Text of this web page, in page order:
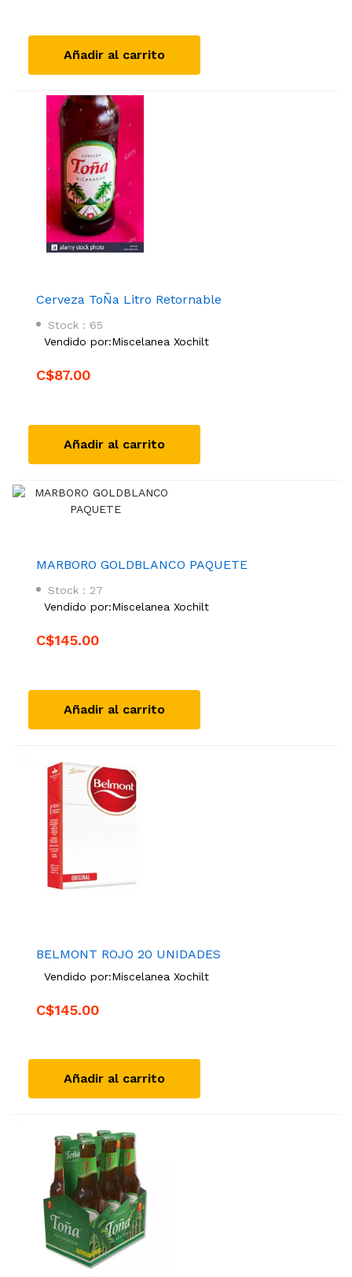
Añadir al carrito
Cerveza ToÑa Litro Retornable
Stock : 65
Vendido por:Miscelanea Xochilt
C$87.00
Añadir al carrito
MARBORO GOLDBLANCO PAQUETE
Stock : 27
Vendido por:Miscelanea Xochilt
C$145.00
Añadir al carrito
BELMONT ROJO 20 UNIDADES
Vendido por:Miscelanea Xochilt
C$145.00
Añadir al carrito